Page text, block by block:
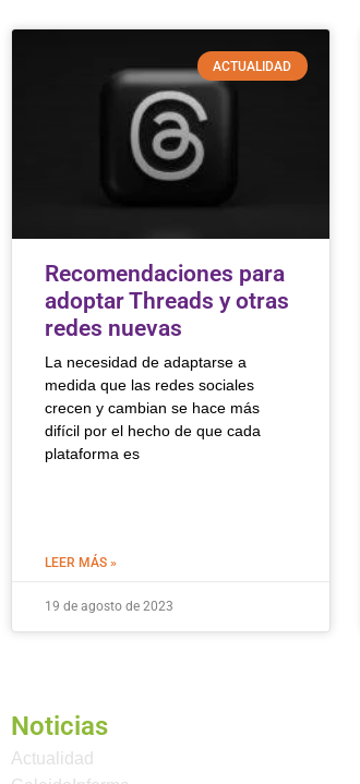
ACTUALIDAD
Recomendaciones para
adoptar Threads y otras
redes nuevas
La necesidad de adaptarse a
medida que las redes sociales
crecen y cambian se hace más
difícil por el hecho de que cada
plataforma es
LEER MÁS »
19 de agosto de 2023
Noticias
Actualidad